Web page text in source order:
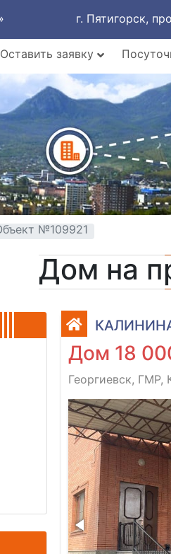
г. Пятигорск,
Оставить заявку
№109921
Дом на
Дом 18
Георгиевск, ГМР,